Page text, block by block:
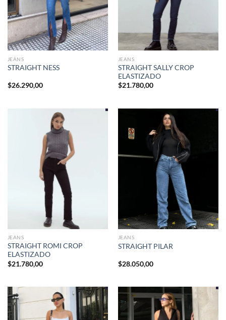
JEANS
STRAIGHT NESS
$26.290,00
JEANS
STRAIGHT SALLY CROP
ELASTIZADO
$21.780,00
JEANS
STRAIGHT ROMI CROP
ELASTIZADO
$21.780,00
JEANS
STRAIGHT PILAR
$28.050,00